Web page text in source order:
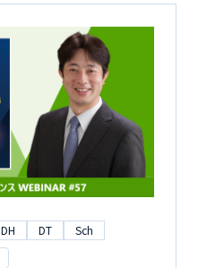
DH DT Sch